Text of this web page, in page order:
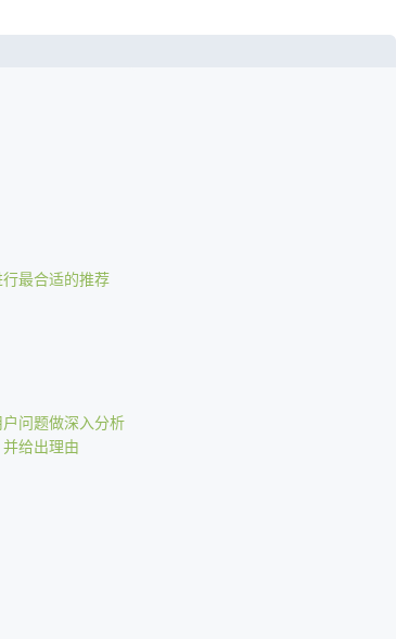
最合适的推荐
问题做深入分析
给出理由